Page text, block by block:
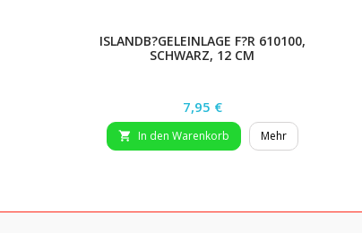
ISLANDB?GELEINLAGE F?R 610100,
SCHWARZ, 12 CM
Preis
7,95 €
 In den Warenkorb Mehr